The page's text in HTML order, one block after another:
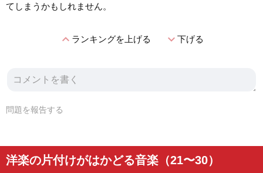
てしまうかもしれません。
expand_lessランキングを上げる expand_more下げる
問題を報告する
洋楽の片付けがはかどる音楽（21〜30）